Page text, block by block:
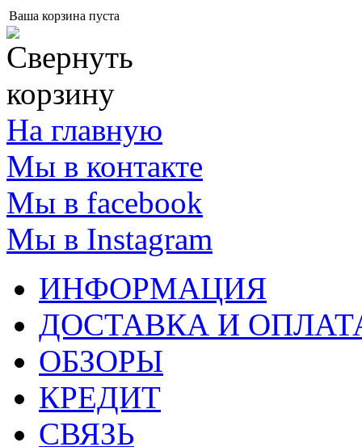
Ваша корзина пуста
На главную
Мы в контакте
Мы в facebook
Мы в Instagram
ИНФОРМАЦИЯ
ДОСТАВКА И
ОБЗОРЫ
КРЕДИТ
СВЯЗЬ